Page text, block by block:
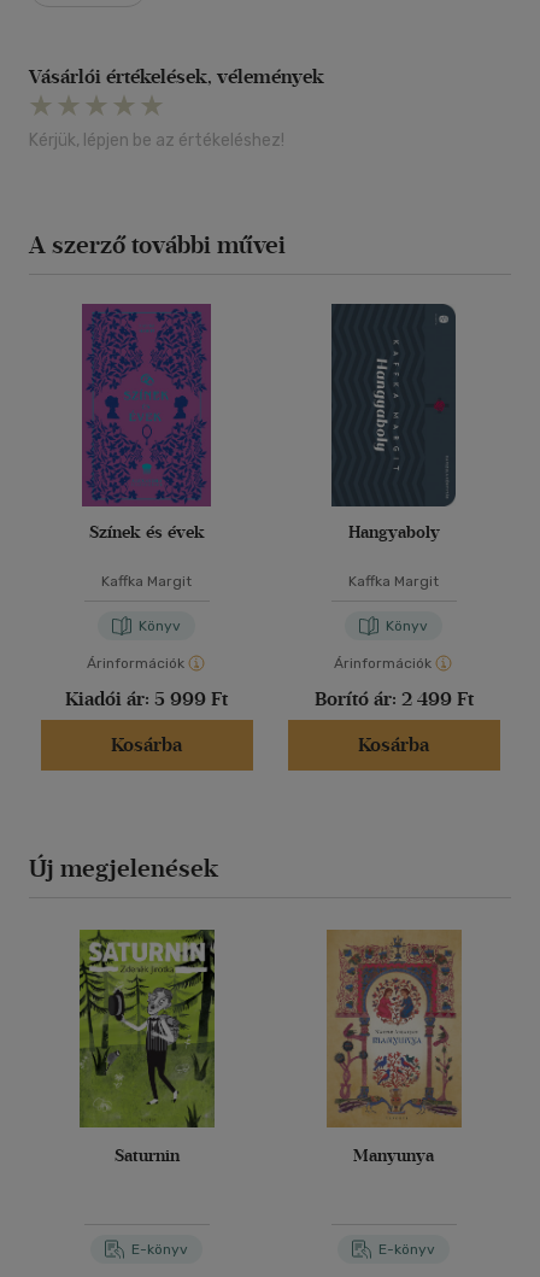
Vásárlói értékelések, vélemények
Kérjük, lépjen be az értékeléshez!
A szerző további művei
Színek és évek
Kaffka Margit
Könyv
Árinformációk
Kiadói ár: 5 999 Ft
Kosárba
Hangyaboly
Kaffka Margit
Könyv
Árinformációk
Borító ár: 2 499 Ft
Kosárba
Új megjelenések
Saturnin
E-könyv
Manyunya
E-könyv